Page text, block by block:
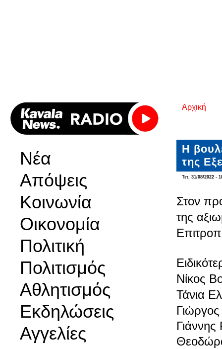
Νέα
Απόψεις
Κοινωνία
Οικονομία
Πολιτική
Πολιτισμός
Αθλητισμός
Εκδηλώσεις
Αγγελίες
Είστε
Αρχική
Η
της
Τετ, 31/08/2022 -
Στον
της
Νίκος
Τάνια